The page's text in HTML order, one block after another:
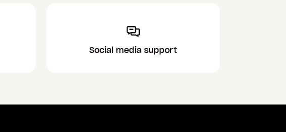
Social media support